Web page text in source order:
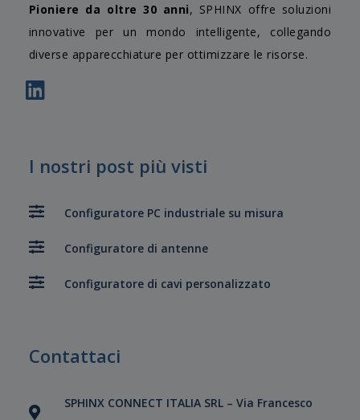
Pioniere da oltre 30 anni, SPHINX offre soluzioni
innovative per un mondo intelligente, collegando
diverse apparecchiature per ottimizzare le risorse.
I nostri post più visti
Configuratore PC industriale su misura
Configuratore di antenne
Configuratore di cavi personalizzato
Contattaci
SPHINX CONNECT ITALIA SRL – Via Francesco